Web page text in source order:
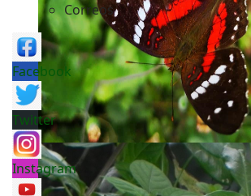
Correos
Facebook
Twitter
Instagram